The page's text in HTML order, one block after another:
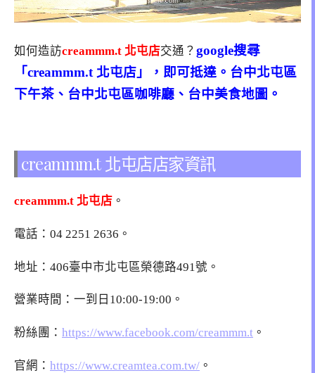
如何造訪creammm.t 北屯店交通？ google搜尋
「creammm.t 北屯店」，即可抵達。台中北屯區
下午茶、台中北屯區咖啡廳、台中美食地圖。
creammm.t 北屯店店家資訊
creammm.t 北屯店 。
電話： 04 2251 2636 。
地址： 406臺中市北屯區榮德路491號 。
營業時間：一到日10:00-19:00。
粉絲團： https://www.facebook.com/creammm.t 。
官網： https://www.creamtea.com.tw/ 。